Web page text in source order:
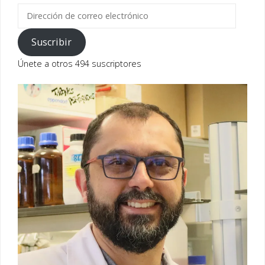
Dirección
correo
electrónico
Suscribir
Únete a otros 494 suscriptores